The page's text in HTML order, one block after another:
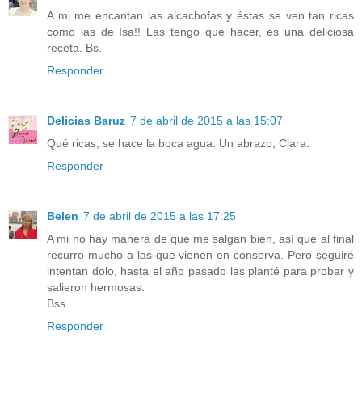
A mi me encantan las alcachofas y éstas se ven tan ricas
como las de Isa!! Las tengo que hacer, es una deliciosa
receta. Bs.
Responder
Delicias Baruz 7 de abril de 2015 a las 15:07
Qué ricas, se hace la boca agua. Un abrazo, Clara.
Responder
Belen 7 de abril de 2015 a las 17:25
A mi no hay manera de que me salgan bien, así que al final
recurro mucho a las que vienen en conserva. Pero seguiré
intentan dolo, hasta el año pasado las planté para probar y
salieron hermosas.
Bss
Responder